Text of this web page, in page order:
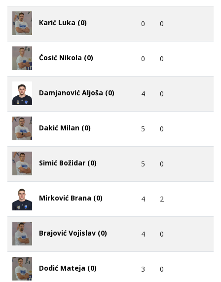
Karić Luka (0) 0 0
Ćosić Nikola (0) 0 0
Damjanović Aljoša (0) 4 0
Dakić Milan (0) 5 0
Simić Božidar (0) 5 0
Mirković Brana (0) 4 2
Brajović Vojislav (0) 4 0
Dodić Mateja (0) 3 0